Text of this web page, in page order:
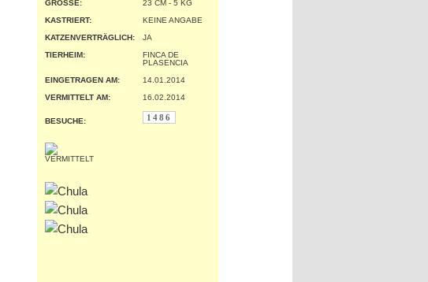
GRÖSSE:
23 CM - 5 KG
KASTRIERT:
KEINE ANGABE
KATZENVERTRÄGLICH:
JA
TIERHEIM:
FINCA DE
PLASENCIA
EINGETRAGEN AM:
14.01.2014
VERMITTELT AM:
16.02.2014
BESUCHE: 1486